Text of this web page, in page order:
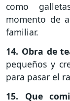
como
momento de
familiar.
14. Obra de
pequeños y
para pasar el
15. Que